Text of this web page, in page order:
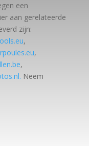
een
aan gerelateerde
zijn:
,
,
,
Neem